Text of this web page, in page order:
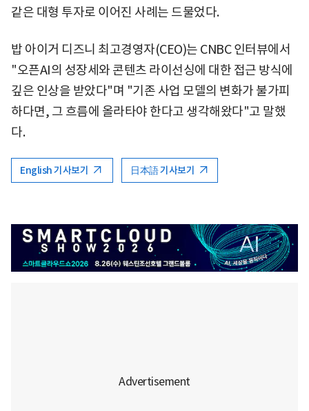
같은 대형 투자로 이어진 사례는 드물었다.
밥 아이거 디즈니 최고경영자(CEO)는 CNBC 인터뷰에서
"오픈AI의 성장세와 콘텐츠 라이선싱에 대한 접근 방식에
깊은 인상을 받았다"며 "기존 사업 모델의 변화가 불가피
하다면, 그 흐름에 올라타야 한다고 생각해왔다"고 말했
다.
English 기사보기 日本語 기사보기